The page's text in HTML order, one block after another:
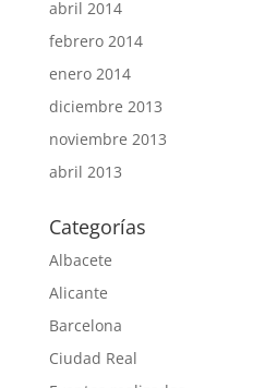
abril 2014
febrero 2014
enero 2014
diciembre 2013
noviembre 2013
abril 2013
Categorías
Albacete
Alicante
Barcelona
Ciudad Real